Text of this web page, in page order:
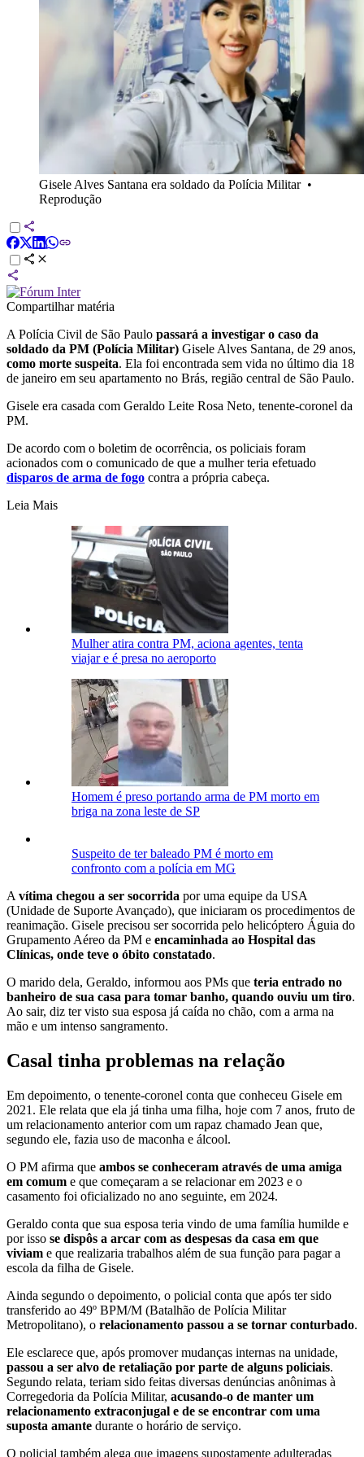
Gisele Alves Santana era soldado da Polícia Militar•
Reprodução
Compartilhar matéria
A Polícia Civil de São Paulo passará a investigar o caso da
soldado da PM (Polícia Militar) Gisele Alves Santana, de 29 anos,
como morte suspeita. Ela foi encontrada sem vida no último dia 18
de janeiro em seu apartamento no Brás, região central de São Paulo.
Gisele era casada com Geraldo Leite Rosa Neto, tenente-coronel da
PM.
De acordo com o boletim de ocorrência, os policiais foram
acionados com o comunicado de que a mulher teria efetuado
disparos de arma de fogo contra a própria cabeça.
Leia Mais
Mulher atira contra PM, aciona agentes, tenta
viajar e é presa no aeroporto
Homem é preso portando arma de PM morto em
briga na zona leste de SP
Suspeito de ter baleado PM é morto em
confronto com a polícia em MG
A vítima chegou a ser socorrida por uma equipe da USA
(Unidade de Suporte Avançado), que iniciaram os procedimentos de
reanimação. Gisele precisou ser socorrida pelo helicóptero Águia do
Grupamento Aéreo da PM e encaminhada ao Hospital das
Clínicas, onde teve o óbito constatado.
O marido dela, Geraldo, informou aos PMs que teria entrado no
banheiro de sua casa para tomar banho, quando ouviu um tiro.
Ao sair, diz ter visto sua esposa já caída no chão, com a arma na
mão e um intenso sangramento.
Casal tinha problemas na relação
Em depoimento, o tenente-coronel conta que conheceu Gisele em
2021. Ele relata que ela já tinha uma filha, hoje com 7 anos, fruto de
um relacionamento anterior com um rapaz chamado Jean que,
segundo ele, fazia uso de maconha e álcool.
O PM afirma que ambos se conheceram através de uma amiga
em comum e que começaram a se relacionar em 2023 e o
casamento foi oficializado no ano seguinte, em 2024.
Geraldo conta que sua esposa teria vindo de uma família humilde e
por isso se dispôs a arcar com as despesas da casa em que
viviam e que realizaria trabalhos além de sua função para pagar a
escola da filha de Gisele.
Ainda segundo o depoimento, o policial conta que após ter sido
transferido ao 49º BPM/M (Batalhão de Polícia Militar
Metropolitano), o relacionamento passou a se tornar conturbado.
Ele esclarece que, após promover mudanças internas na unidade,
passou a ser alvo de retaliação por parte de alguns policiais.
Segundo relata, teriam sido feitas diversas denúncias anônimas à
Corregedoria da Polícia Militar, acusando-o de manter um
relacionamento extraconjugal e de se encontrar com uma
suposta amante durante o horário de serviço.
O policial também alega que imagens supostamente adulteradas